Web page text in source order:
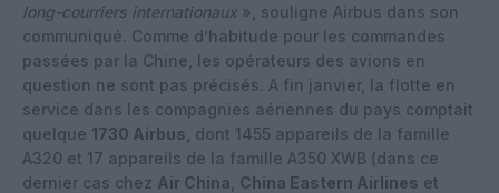
long-courriers internationaux », souligne Airbus dans son
communiqué. Comme d’habitude pour les commandes
passées par la Chine, les opérateurs des avions en
question ne sont pas précisés. A fin janvier, la flotte en
service dans les compagnies aériennes du pays comptait
quelque 1730 Airbus , dont 1455 appareils de la famille
A320 et 17 appareils de la famille A350 XWB (dans ce
dernier cas chez Air China China Eastern Airlines et